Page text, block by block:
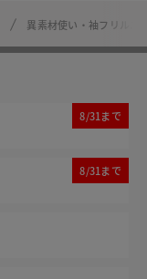
異素材使い・袖フリルニ
8/31まで
8/31まで